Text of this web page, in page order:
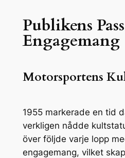
Publikens
Engagemang
Motorsportens
1955 markerade en tid
verkligen nådde
över följde varje lopp
engagemang, vilket